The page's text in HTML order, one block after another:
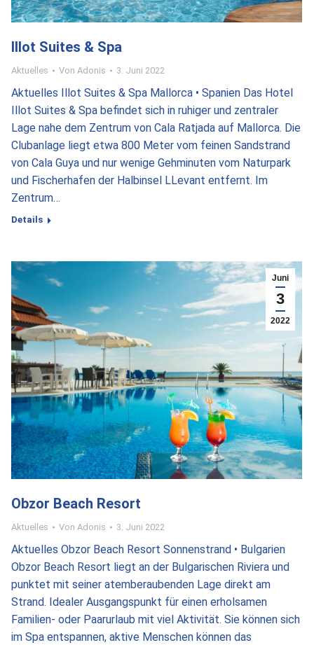
Illot Suites & Spa
Aktuelles Von Adonis 3. Juni 2022
Aktuelles Illot Suites & Spa Mallorca • Spanien Das Hotel
Illot Suites & Spa befindet sich in ruhiger und zentraler
Lage nahe dem Zentrum von Cala Ratjada auf Mallorca. Die
Clubanlage liegt etwa 800 Meter vom feinen Sandstrand
von Cala Guya und nur wenige Gehminuten vom Naturpark
und Fischerhafen der Halbinsel LLevant entfernt. Im
Zentrum…
Details
Juni
3
2022
Obzor Beach Resort
Aktuelles Von Adonis 3. Juni 2022
Aktuelles Obzor Beach Resort Sonnenstrand • Bulgarien
Obzor Beach Resort liegt an der Bulgarischen Riviera und
punktet mit seiner atemberaubenden Lage direkt am
Strand. Idealer Ausgangspunkt für einen erholsamen
Familien- oder Paarurlaub mit viel Aktivität. Sie können sich
im Spa entspannen, aktive Menschen können das